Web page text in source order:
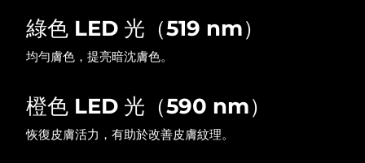
綠色 LED 光（519 nm）
均勻膚色，提亮暗沈膚色。
橙色 LED 光（590 nm）
恢復皮膚活力，有助於改善皮膚紋理。
荷蘭 預計送達日期
紐西蘭
挪威 預計送達日期
阿曼